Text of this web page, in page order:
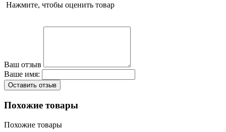
Нажмите, чтобы оценить товар
Ваш отзыв
Ваше имя:
Оставить отзыв
Похожие товары
Похожие товары